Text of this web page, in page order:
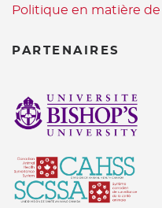
Politique en matière
PARTENAIRES